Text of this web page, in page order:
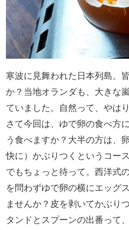
寒波に見舞われた日本列島。
か？当地オランダも、大きな
ていました。自然って、やは
さて今回は、ゆで卵の食べ方
う食べますか？大半の方は
快に）かぶりつくというコー
でもちょっと待って。西洋式
を問わずゆで卵の横にエッグ
ませんか？皮を剥いてかぶり
タンドとスプーンの出番って